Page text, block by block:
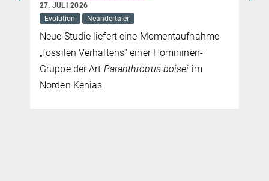
27. JULI 2026
Evolution
Neandertaler
Neue Studie liefert eine Momentaufnahme
„fossilen Verhaltens“ einer Homininen-
Gruppe der Art Paranthropus boisei im
Norden Kenias